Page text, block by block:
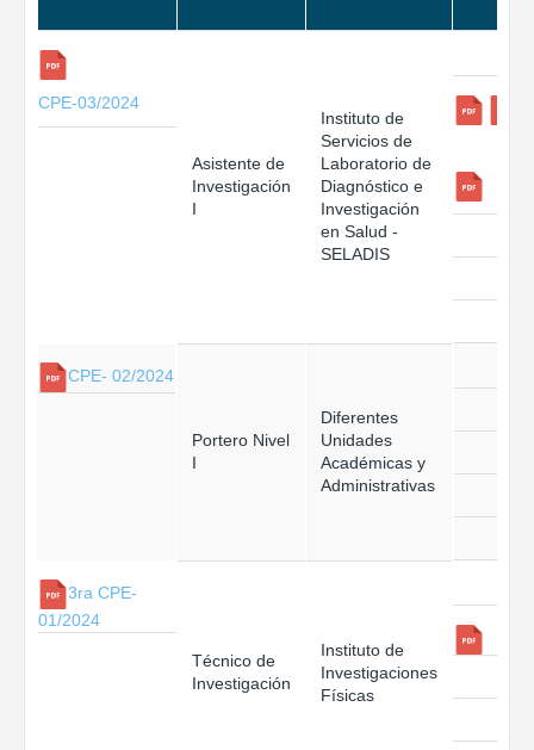
CPE-03/2024
Asistente de
Investigación
I
Instituto de
Servicios de
Laboratorio de
Diagnóstico e
Investigación
en Salud -
SELADIS
CPE- 02/2024
Portero Nivel
I
Diferentes
Unidades
Académicas y
Administrativas
3ra CPE-
01/2024
Técnico de
Investigación
Instituto de
Investigaciones
Físicas